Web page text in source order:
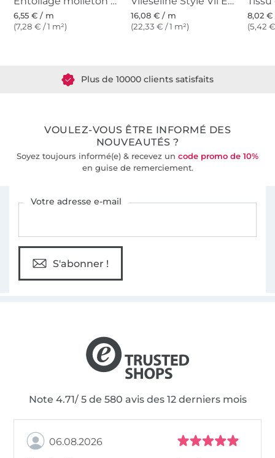
6,55 € / m
(7,28 € / 1 m²)
16,08 € / m
(22,33 € / 1 m²)
8,02
(5,42
Plus de 10000 clients satisfaits
VOULEZ-VOUS ÊTRE INFORMÉ DES
NOUVEAUTÉS ?
Soyez toujours informé(e) & recevez un code promo de 10%
en guise de remerciement.
Votre adresse e-mail
S'abonner !
Note 4.71/ 5 de 580 avis des 12 derniers mois
06.08.2026